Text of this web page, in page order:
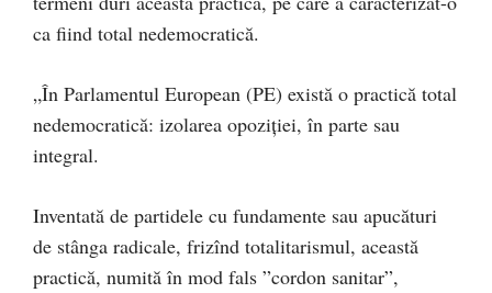
ca fiind total nedemocratică.
„În Parlamentul European (PE) există o practică total
nedemocratică: izolarea opoziției, în parte sau
integral.
Inventată de partidele cu fundamente sau apucături
de stânga radicale, frizînd totalitarismul, această
practică, numită în mod fals ”cordon sanitar”,